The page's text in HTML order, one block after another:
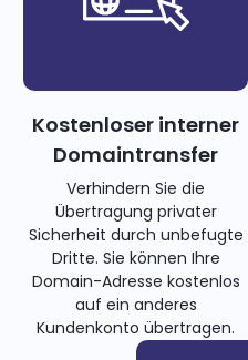
Kostenloser interner
Domaintransfer
Verhindern Sie die
Übertragung privater
Sicherheit durch unbefugte
Dritte. Sie können Ihre
Domain-Adresse kostenlos
auf ein anderes
Kundenkonto übertragen.